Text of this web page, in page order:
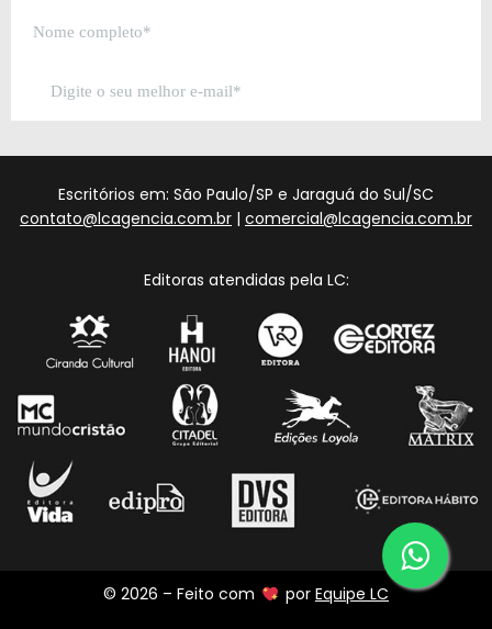
Escritórios em: São Paulo/SP e Jaraguá do Sul/SC
contato@lcagencia.com.br | comercial@lcagencia.com.br
Editoras atendidas pela LC:
© 2026 – Feito com por Equipe LC